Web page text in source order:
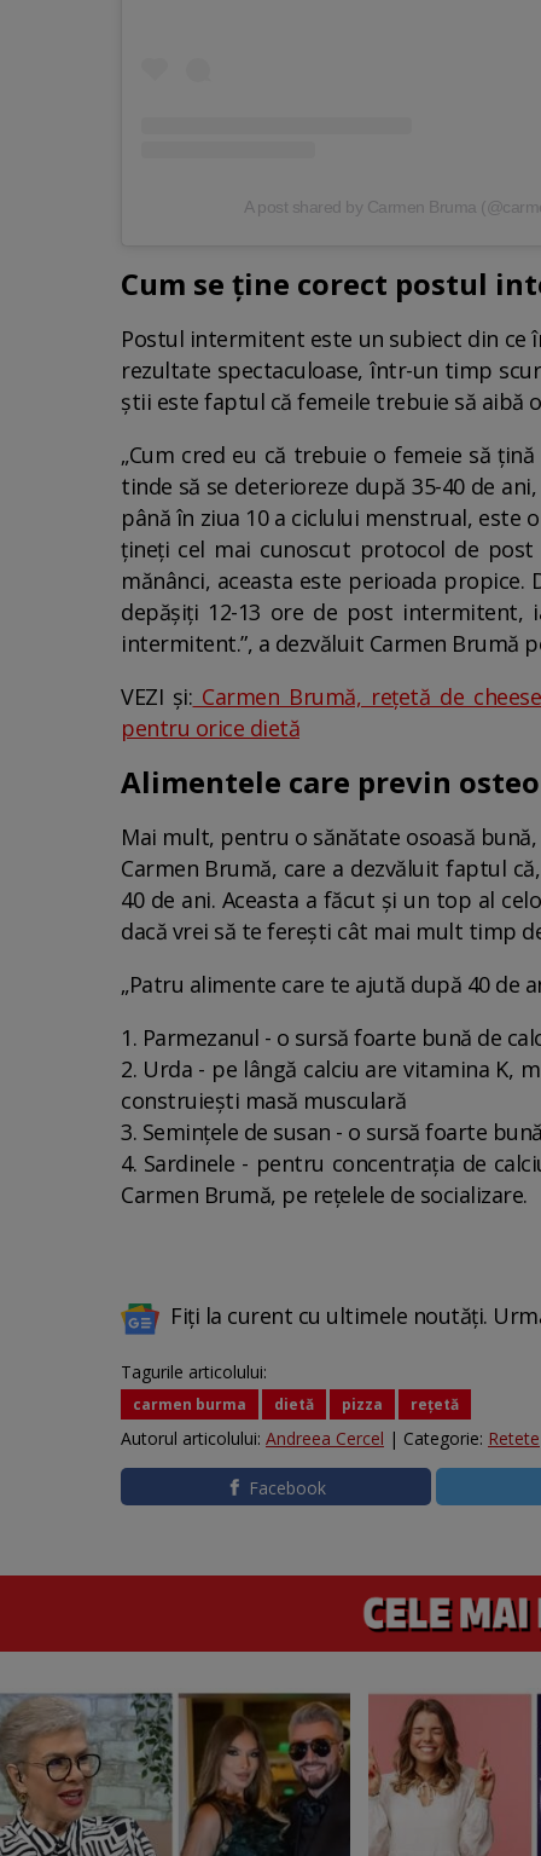
A post shared by Carmen Bruma
Cum se ține corect postul
Postul intermitent este un subiect din ce
rezultate spectaculoase, într-un timp
știi este faptul că femeile trebuie să aibă
„Cum cred eu că trebuie o femeie să
tinde să se deterioreze după 35-40 de
până în ziua 10 a ciclului menstrual, este
țineți cel mai cunoscut protocol de
mănânci, aceasta este perioada
depășiți 12-13 ore de post
intermitent.”, a dezvăluit Carmen Brumă
VEZI și: Carmen Brumă, rețetă de
pentru orice dietă
Alimentele care previn
Mai mult, pentru o sănătate osoasă
Carmen Brumă, care a dezvăluit faptul
40 de ani. Aceasta a făcut și un top al
dacă vrei să te ferești cât mai mult timp
„Patru alimente care te ajută după 40 de
1. Parmezanul - o sursă foarte bună de
2. Urda - pe lângă calciu are vitamina K,
construiești masă musculară
3. Semințele de susan - o sursă foarte
4. Sardinele - pentru concentrația de
Carmen Brumă, pe rețelele de socializare.
Fiți la curent cu ultimele noutăți.
Tagurile articolului:
carmen burma dietă pizza rețetă
Autorul articolului: Andreea Cercel | Categorie: Retete
Facebook